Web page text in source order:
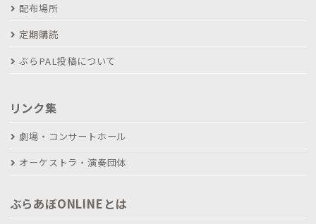
配布場所
定期購読
ぶらPAL投稿について
リンク集
劇場・コンサートホール
オーケストラ・演奏団体
ぶらあぼONLINEとは